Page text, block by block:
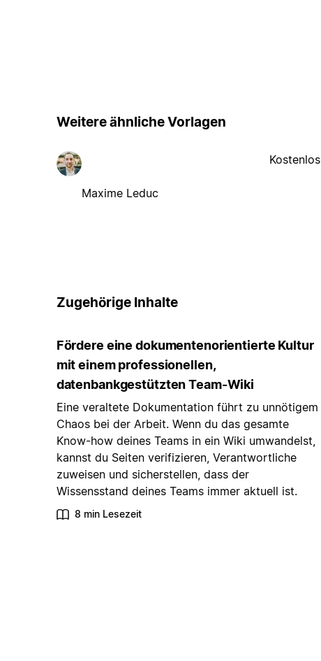
Weitere ähnliche Vorlagen
Maxime Leduc
Kostenlos
Zugehörige Inhalte
Fördere eine dokumentenorientierte Kultur
mit einem professionellen,
datenbankgestützten Team-Wiki
Eine veraltete Dokumentation führt zu unnötigem
Chaos bei der Arbeit. Wenn du das gesamte
Know-how deines Teams in ein Wiki umwandelst,
kannst du Seiten verifizieren, Verantwortliche
zuweisen und sicherstellen, dass der
Wissensstand deines Teams immer aktuell ist.
8 min Lesezeit